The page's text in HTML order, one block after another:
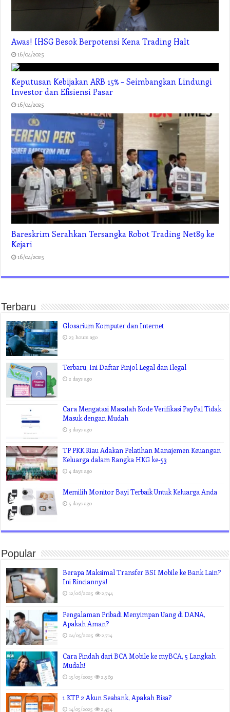
Awas! IHSG Besok Berpotensi Kena Trading Halt
16/04/2025
Keputusan Kebijakan ARB 15% – Seimbangkan Lindungi
Investor dan Efisiensi Pasar
16/04/2025
Bareskrim Serahkan Tersangka Robot Trading Net89 ke
Kejari
16/04/2025
Terbaru
Glosarium Komputer dan Internet
23 hours ago
Terbaru, Ini Daftar Pinjol Legal dan Ilegal
2 days ago
Cara Mengatasi Masalah Kode Verifikasi PayPal Tidak
Masuk dengan Mudah
3 days ago
TP PKK Riau Adakan Pelatihan Manajemen Keuangan
Keluarga dalam Rangka HKG ke-53
4 days ago
Memilih Monitor Bayi Terbaik Untuk Keluarga Anda
5 days ago
Popular
Berapa Maksimal Transfer BSI Mobile ke Bank Lain?
Ini Rinciannya!
12/06/2025 2,744
Pengalaman Pribadi Menyimpan Uang di DANA,
Apakah Aman?
04/05/2025 2,714
Cara Pindah dari BCA Mobile ke myBCA, 5 Langkah
Mudah!
15/05/2025 2,569
1 KTP 2 Akun Seabank, Apakah Bisa?
14/05/2025 2,454